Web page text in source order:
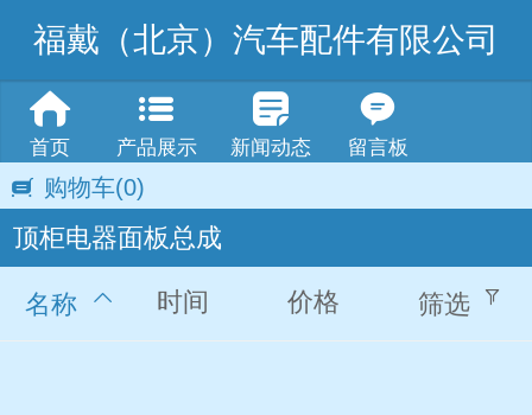
福戴（北京）汽车配件有限公司
首页 产品展示 新闻动态 留言板
购物车(0)
顶柜电器面板总成
名称 时间 价格 筛选